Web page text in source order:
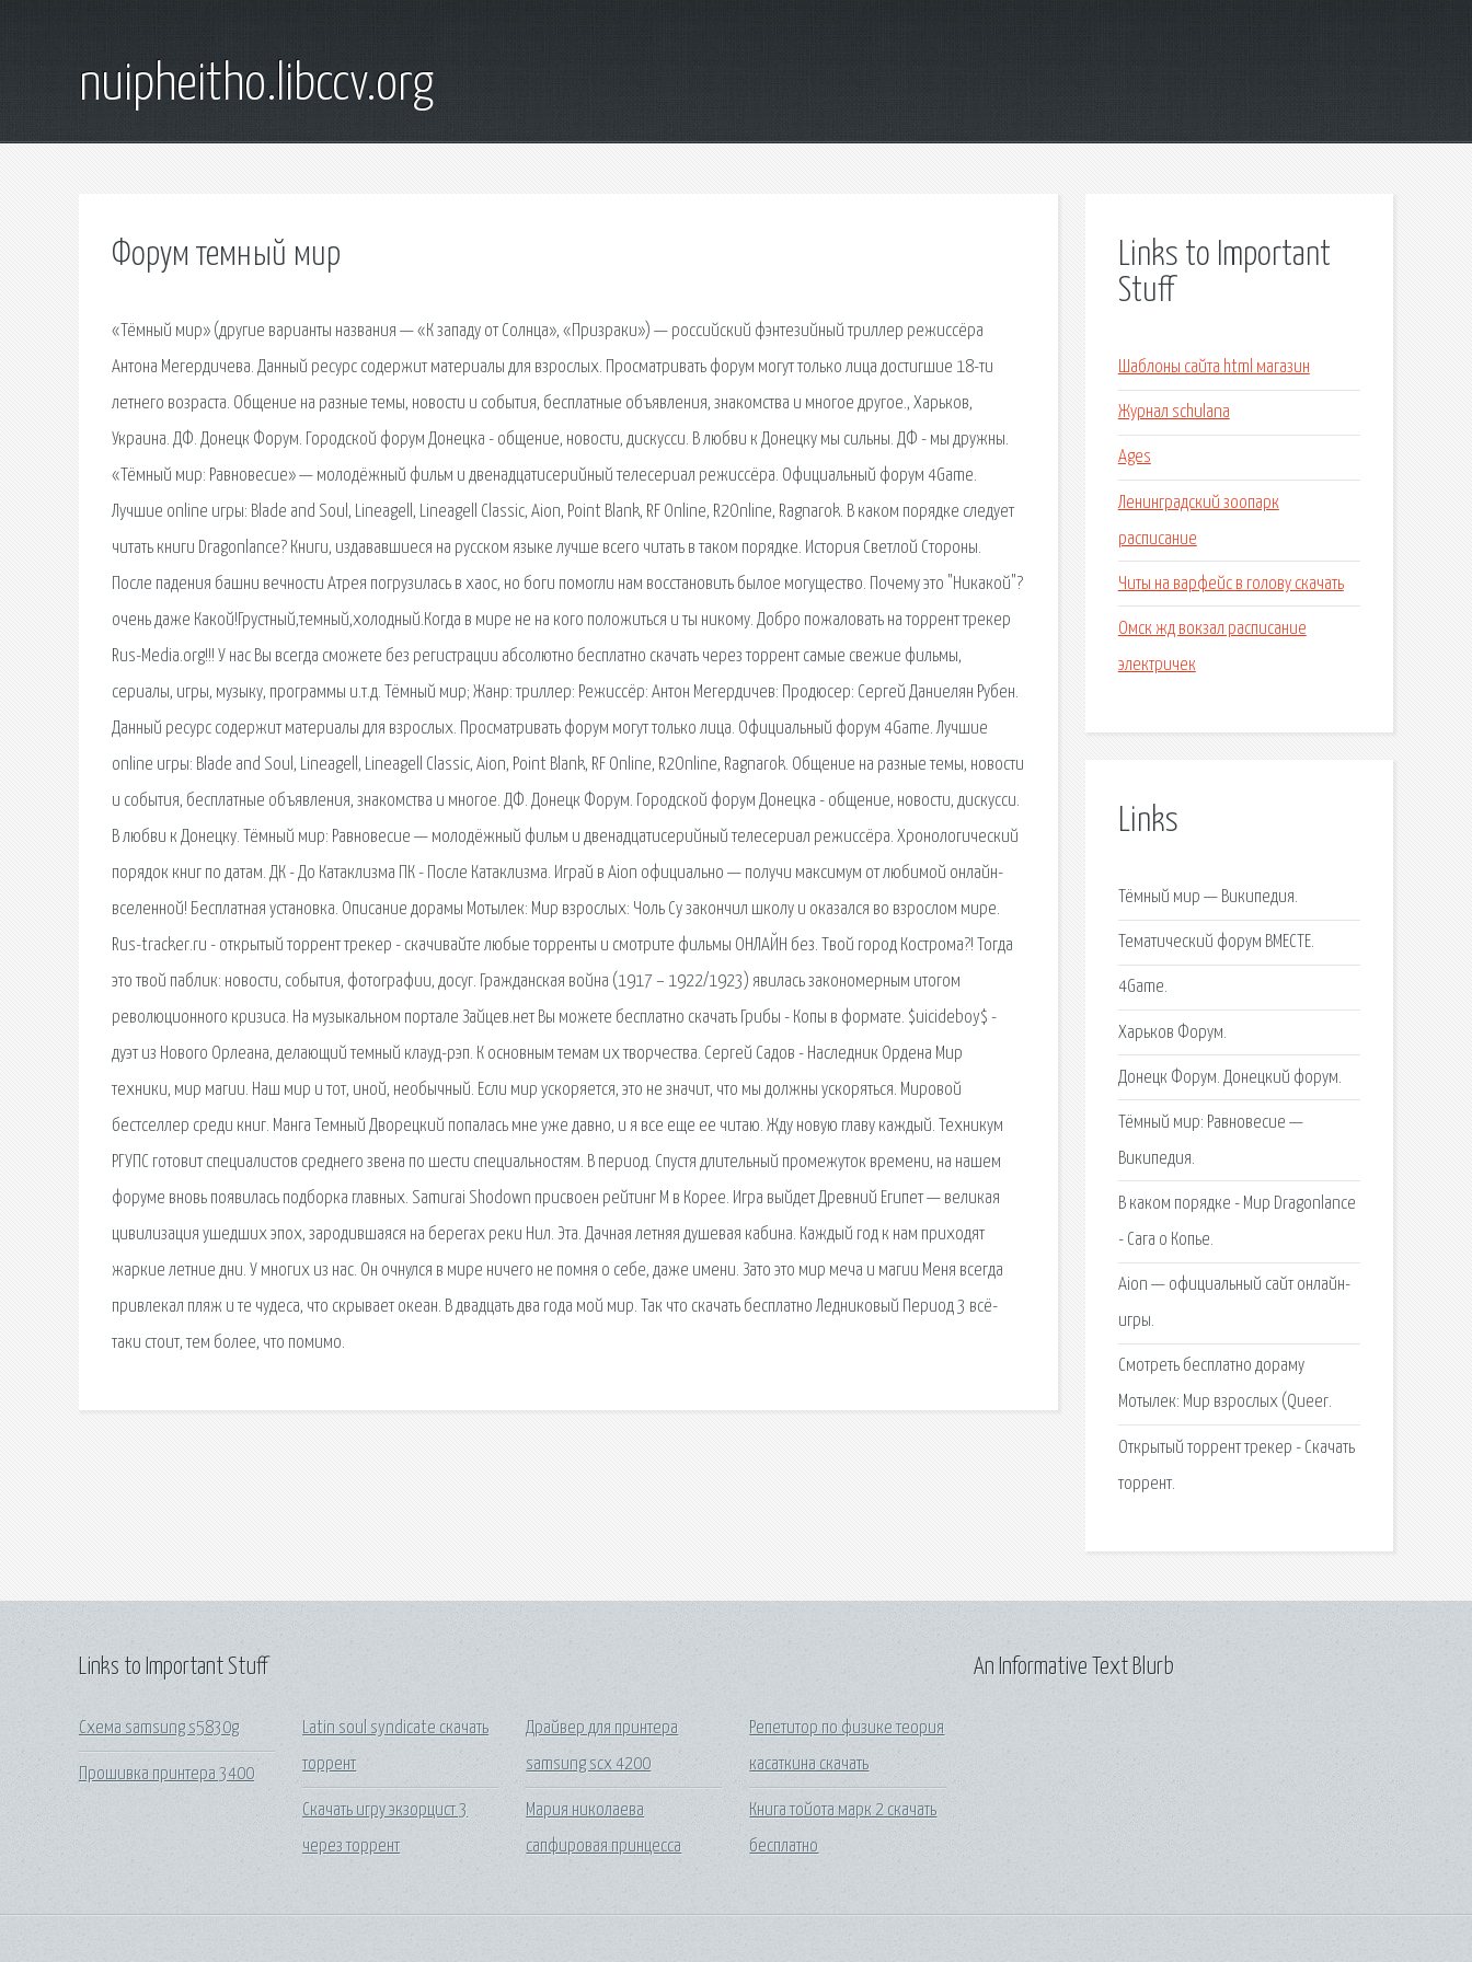
nuipheitho.libccv.org
Форум темный мир
«Тёмный мир» (другие варианты названия — «К западу от Солнца», «Призраки») — российский фэнтезийный триллер режиссёра
Антона Мегердичева. Данный ресурс содержит материалы для взрослых. Просматривать форум могут только лица достигшие 18-ти
летнего возраста. Общение на разные темы, новости и события, бесплатные объявления, знакомства и многое другое., Харьков,
Украина. ДФ. Донецк Форум. Городской форум Донецка - общение, новости, дискусси. В любви к Донецку мы сильны. ДФ - мы дружны.
«Тёмный мир: Равновесие» — молодёжный фильм и двенадцатисерийный телесериал режиссёра. Официальный форум 4Game.
Лучшие online игры: Blade and Soul, Lineagell, Lineagell Classic, Aion, Point Blank, RF Online, R2Online, Ragnarok. В каком порядке следует
читать книги Dragonlance? Книги, издававшиеся на русском языке лучше всего читать в таком порядке. История Светлой Стороны.
После падения башни вечности Атрея погрузилась в хаос, но боги помогли нам восстановить былое могущество. Почему это "Никакой"?
очень даже Какой!Грустный,темный,холодный.Когда в мире не на кого положиться и ты никому. Добро пожаловать на торрент трекер
Rus-Media.org!!! У нас Вы всегда сможете без регистрации абсолютно бесплатно скачать через торрент самые свежие фильмы,
сериалы, игры, музыку, программы и.т.д. Тёмный мир; Жанр: триллер: Режиссёр: Антон Мегердичев: Продюсер: Сергей Даниелян Рубен.
Данный ресурс содержит материалы для взрослых. Просматривать форум могут только лица. Официальный форум 4Game. Лучшие
online игры: Blade and Soul, Lineagell, Lineagell Classic, Aion, Point Blank, RF Online, R2Online, Ragnarok. Общение на разные темы, новости
и события, бесплатные объявления, знакомства и многое. ДФ. Донецк Форум. Городской форум Донецка - общение, новости, дискусси.
В любви к Донецку. Тёмный мир: Равновесие — молодёжный фильм и двенадцатисерийный телесериал режиссёра. Хронологический
порядок книг по датам. ДК - До Катаклизма ПК - После Катаклизма. Играй в Aion официально — получи максимум от любимой онлайн-
вселенной! Бесплатная установка. Описание дорамы Мотылек: Мир взрослых: Чоль Су закончил школу и оказался во взрослом мире.
Rus-tracker.ru - открытый торрент трекер - скачивайте любые торренты и смотрите фильмы ОНЛАЙН без. Твой город Кострома?! Тогда
это твой паблик: новости, события, фотографии, досуг. Гражданская война (1917 – 1922/1923) явилась закономерным итогом
революционного кризиса. На музыкальном портале Зайцев.нет Вы можете бесплатно скачать Грибы - Копы в формате. $uicideboy$ -
дуэт из Нового Орлеана, делающий темный клауд-рэп. К основным темам их творчества. Сергей Садов - Наследник Ордена Мир
техники, мир магии. Наш мир и тот, иной, необычный. Если мир ускоряется, это не значит, что мы должны ускоряться. Мировой
бестселлер среди книг. Манга Темный Дворецкий попалась мне уже давно, и я все еще ее читаю. Жду новую главу каждый. Техникум
РГУПС готовит специалистов среднего звена по шести специальностям. В период. Спустя длительный промежуток времени, на нашем
форуме вновь появилась подборка главных. Samurai Shodown присвоен рейтинг М в Корее. Игра выйдет Древний Египет — великая
цивилизация ушедших эпох, зародившаяся на берегах реки Нил. Эта. Дачная летняя душевая кабина. Каждый год к нам приходят
жаркие летние дни. У многих из нас. Он очнулся в мире ничего не помня о себе, даже имени. Зато это мир меча и магии Меня всегда
привлекал пляж и те чудеса, что скрывает океан. В двадцать два года мой мир. Так что скачать бесплатно Ледниковый Период 3 всё-
таки стоит, тем более, что помимо.
Links to Important
Stuff
Шаблоны сайта html магазин
Журнал schulana
Ages
Ленинградский зоопарк
расписание
Читы на варфейс в голову скачать
Омск жд вокзал расписание
электричек
Links
Тёмный мир — Википедия.
Тематический форум ВМЕСТЕ.
4Game.
Харьков Форум.
Донецк Форум. Донецкий форум.
Тёмный мир: Равновесие —
Википедия.
В каком порядке - Мир Dragonlance
- Сага о Копье.
Aion — официальный сайт онлайн-
игры.
Смотреть бесплатно дораму
Мотылек: Мир взрослых (Queer.
Открытый торрент трекер - Скачать
торрент.
Links to Important Stuff
Схема samsung s5830g
Прошивка принтера 3400
Latin soul syndicate скачать
торрент
Скачать игру экзорцист 3
через торрент
Драйвер для принтера
samsung scx 4200
Мария николаева
сапфировая принцесса
Репетитор по физике теория
касаткина скачать
Книга тойота марк 2 скачать
бесплатно
An Informative Text Blurb